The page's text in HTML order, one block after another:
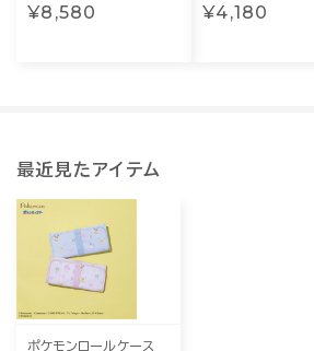
¥8,580 ¥4,180
最近見たアイテム
ポケモンロールケース